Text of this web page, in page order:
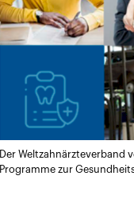
Der Weltzahnärzteverband
Programme zur